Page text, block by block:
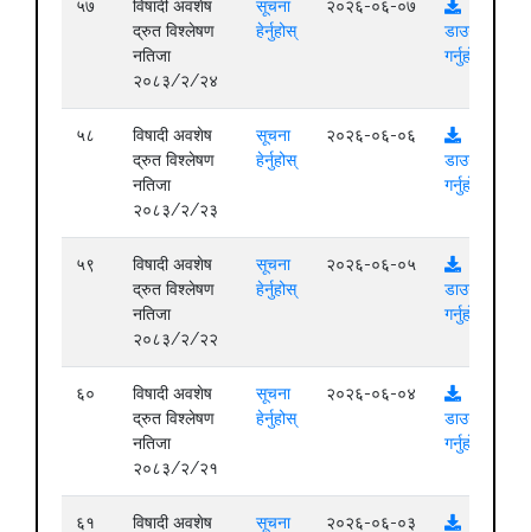
५७
विषादी अवशेष
द्रुत विश्लेषण
नतिजा
२०८३/२/२४
सूचना
हेर्नुहोस्
२०२६-०६-०७
डाउनलोड
गर्नुहोस्
५८
विषादी अवशेष
द्रुत विश्लेषण
नतिजा
२०८३/२/२३
सूचना
हेर्नुहोस्
२०२६-०६-०६
डाउनलोड
गर्नुहोस्
५९
विषादी अवशेष
द्रुत विश्लेषण
नतिजा
२०८३/२/२२
सूचना
हेर्नुहोस्
२०२६-०६-०५
डाउनलोड
गर्नुहोस्
६०
विषादी अवशेष
द्रुत विश्लेषण
नतिजा
२०८३/२/२१
सूचना
हेर्नुहोस्
२०२६-०६-०४
डाउनलोड
गर्नुहोस्
६१
विषादी अवशेष
सूचना
२०२६-०६-०३